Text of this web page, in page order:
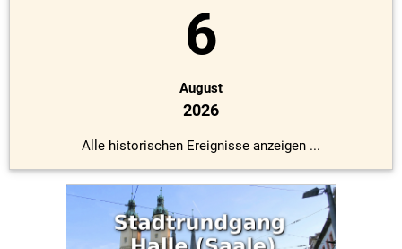
6
August
2026
Alle historischen Ereignisse anzeigen ...